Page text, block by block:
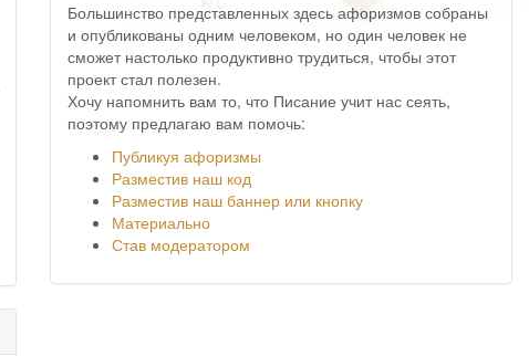
Большинство представленных здесь афоризмов собраны
и опубликованы одним человеком, но один человек не
сможет настолько продуктивно трудиться, чтобы этот
проект стал полезен.
Хочу напомнить вам то, что Писание учит нас сеять,
поэтому предлагаю вам помочь:
Публикуя афоризмы
Разместив наш код
Разместив наш баннер или кнопку
Материально
Став модератором